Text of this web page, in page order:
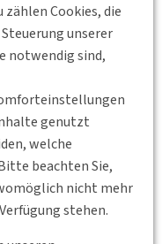
Cookies, die
unserer
notwendig sind,
genutzt
welche
beachten Sie,
nicht mehr
stehen.
of
und das
School of
September 2012
Der Kongress
transport area -